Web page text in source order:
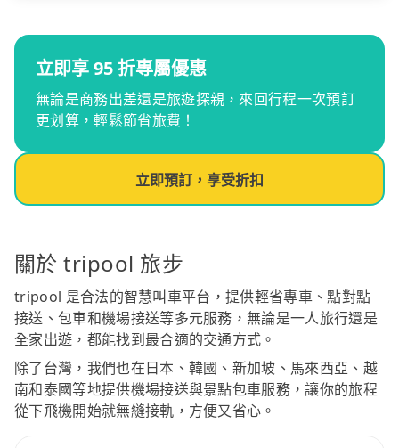
立即享 95 折專屬優惠
無論是商務出差還是旅遊探親，來回行程一次預訂
更划算，輕鬆節省旅費！
立即預訂，享受折扣
關於 tripool 旅步
tripool 是合法的智慧叫車平台，提供輕省專車、點對點
接送、包車和機場接送等多元服務，無論是一人旅行還是
全家出遊，都能找到最合適的交通方式。
除了台灣，我們也在日本、韓國、新加坡、馬來西亞、越
南和泰國等地提供機場接送與景點包車服務，讓你的旅程
從下飛機開始就無縫接軌，方便又省心。